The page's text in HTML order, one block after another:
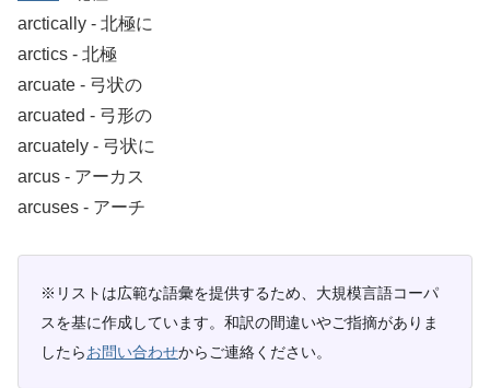
arctically ‐ 北極に
arctics ‐ 北極
arcuate ‐ 弓状の
arcuated ‐ 弓形の
arcuately ‐ 弓状に
arcus ‐ アーカス
arcuses ‐ アーチ
※リストは広範な語彙を提供するため、大規模言語コーパ
スを基に作成しています。和訳の間違いやご指摘がありま
したらお問い合わせからご連絡ください。